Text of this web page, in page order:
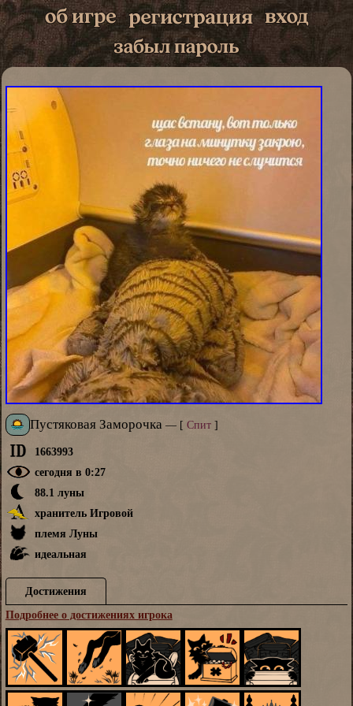
Пустяковая Заморочка — [ Спит]
1663993
сегодня в 0:27
88.1 луны
хранитель Игровой
племя Луны
идеальная
Достижения
Подробнее о достижениях игрока